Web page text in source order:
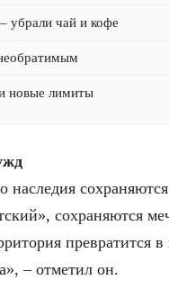
убрали чай и кофе
новые лимиты
наследия
сохраняются
превратится
– отметил он.